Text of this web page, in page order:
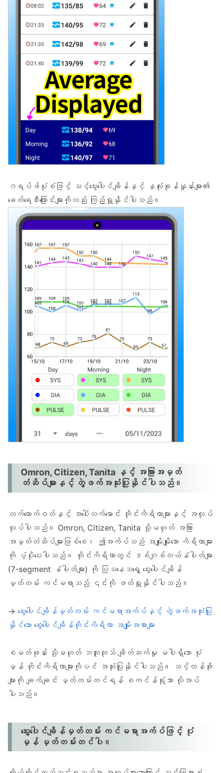
ဂရပ်ဖ်ပုံစံဖြင့် သင့်သွေးပေါင်ချိန်နှင့် နှလုံးခုန်နှုန်းများ၏
ခေတ်ရေစီးကြောင်းများကိုလည်း ကြည့်ရှုနိုင်ပါသည်။
Omron, Citizen, Tanita နှင့် အခြားအမှတ်
တံဆိပ်များနှင့် တွဲဖက်အသုံးပြုနိုင်ပါသည်။
လက်ကောက်ဝတ်နှင့် အပေါ်လက်မောင်း တိုင်းကိရိယာများနှင့် အလုပ်
လုပ်ပါသည်။ Omron, Citizen, Tanita သို့မဟုတ် အခြား
အမှတ်တံဆိပ်များဖြစ်စေ၊ ဤအက်ပ်သည် အမျိုးမျိုးသော ကိရိယာများ
ကို ပံ့ပိုးပေးပါသည်။ တိုင်းကိရိယာတွင် ဒစ်ဂျစ်တယ်နံပါတ်များ
(7-segment နံပါတ်များ) ကို ပြသနေသရွေ့ သွေးပေါင်ချိန်
မှတ်တမ်း ကင်မရာသည် ၎င်းကို ဖတ်ရှုနိုင်ပါသည်။
→ သွေးပေါင်ချိန်မှတ်တမ်း ကင်မရာအက်ပ်နှင့် တွဲဖက်အသုံးပြု
နိုင်သော သွေးပေါင်ချိန်တိုင်းကိရိယာ အမျိုးအစားများ
စမတ်ဖုန်း သို့မဟုတ် ဘလူးတုသ် ချိတ်ဆက်မှု မပါရှိသော ပုံ
မှန် တိုင်းကိရိယာများကိုပင် အသုံးပြုနိုင်ပါသည်။ သင့်တန်ဖိုး
များကို ချက်ချင်း မှတ်တမ်းတင်ရန် စကင်န်ရုံသာ လိုအပ်
ပါသည်။
သွေးပေါင်ချိန်မှတ်တမ်း ကင်မရာအက်ပ်ဖြင့် ပုံ
မှန် မှတ်တမ်းတင်ပါ။